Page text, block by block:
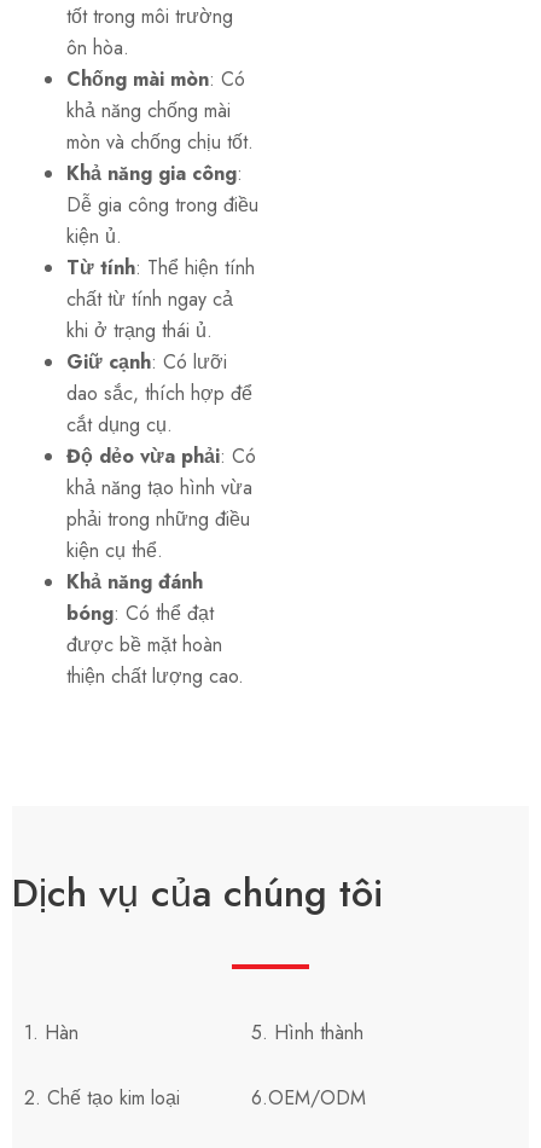
tốt trong môi trường
ôn hòa.
Chống mài mòn: Có
khả năng chống mài
mòn và chống chịu tốt.
Khả năng gia công:
Dễ gia công trong điều
kiện ủ.
Từ tính: Thể hiện tính
chất từ tính ngay cả
khi ở trạng thái ủ.
Giữ cạnh: Có lưỡi
dao sắc, thích hợp để
cắt dụng cụ.
Độ dẻo vừa phải: Có
khả năng tạo hình vừa
phải trong những điều
kiện cụ thể.
Khả năng đánh
bóng: Có thể đạt
được bề mặt hoàn
thiện chất lượng cao.
Dịch vụ của chúng tôi
1. Hàn
2. Chế tạo kim loại
5. Hình thành
6.OEM/ODM